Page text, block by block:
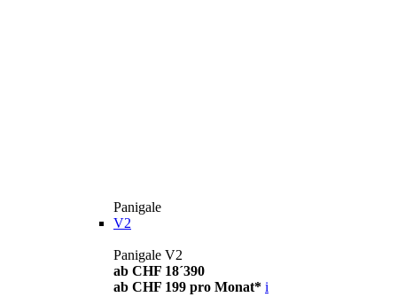
Panigale
V2
Panigale V2
ab CHF 18´390
ab CHF 199 pro Monat* i